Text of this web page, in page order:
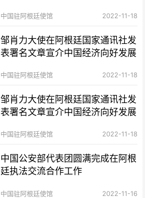
中国驻阿根廷使馆 2022-11-18
邹肖力大使在阿根廷国家通讯社发
表署名文章宣介中国经济向好发展
中国驻阿根廷使馆 2022-11-18
邹肖力大使在阿根廷国家通讯社发
表署名文章宣介中国经济向好发展
中国驻阿根廷使馆 2022-11-18
中国公安部代表团圆满完成在阿根
廷执法交流合作工作
中国驻阿根廷使馆 2022-11-16